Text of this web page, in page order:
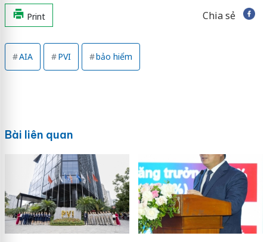
Print Chia sẻ
AIA PVI bảo hiểm
Bài liên quan